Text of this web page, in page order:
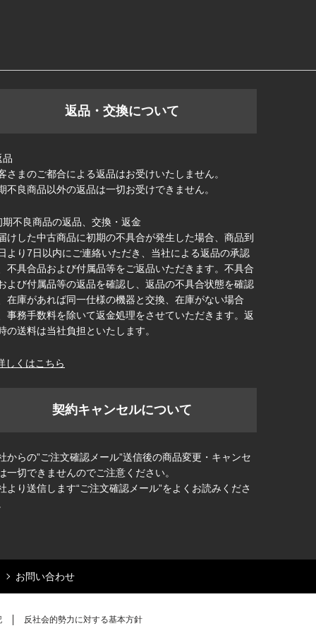
返品・交換について
品
さまのご都合による返品はお受けいたしません。
不良商品以外の返品は一切お受けできません。
期不良商品の返品、交換・返金
けした中古商品に初期の不具合が発生した場合、商品到
より7日以内にご連絡いただき、当社による返品の承認
不具合品および付属品等をご返品いただきます。不具合
よび付属品等の返品を確認し、返品の不具合状態を確認
在庫があれば同一仕様の機器と交換、在庫がない場合
事務手数料を除いて返金処理をさせていただきます。返
の送料は当社負担といたします。
しくはこちら
契約キャンセルについて
からの”ご注文確認メール”送信後の商品変更・キャンセ
一切できませんのでご注意ください。
より送信します“ご注文確認メール”をよくお読みくださ
お問い合わせ
反社会的勢力に対する基本方針